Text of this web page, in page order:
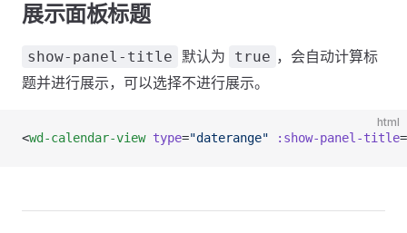
展示面板标题
show-panel-title 默认为 true ，会自动计算标
题并进行展示，可以选择不进行展示。
html
<wd-calendar-view type="daterange" :show-panel-title=